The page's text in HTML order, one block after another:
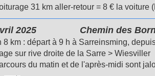
31 km aller-retour = 8 € la voiture
2025 Chemin des
8 km : départ à 9 h à Sarreinsming,
sur rive droite de la Sarre > Wiesviller
du matin et de l'après-midi sont